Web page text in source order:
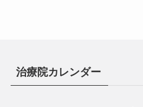
治療院カレンダー